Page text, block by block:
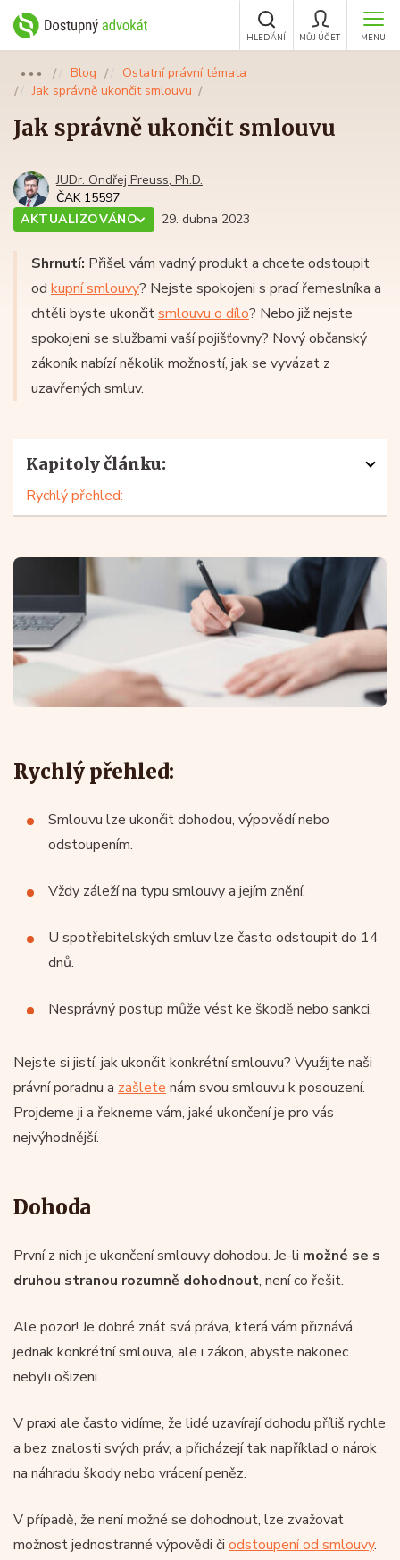
MENU
MŮJ ÚČET
HLEDÁNÍ
●●● Blog
Ostatní právní témata
Jak správně ukončit smlouvu
Jak správně ukončit smlouvu
JUDr. Ondřej Preuss, Ph.D.
ČAK 15597
AKTUALIZOVÁNO
29. dubna 2023
Shrnutí: Přišel vám vadný produkt a chcete odstoupit
od kupní smlouvy? Nejste spokojeni s prací řemeslníka a
chtěli byste ukončitsmlouvu o dílo? Nebo již nejste
spokojeni se službami vaší pojišťovny? Nový občanský
zákoník nabízí několik možností, jak se vyvázat z
uzavřených smluv.
Kapitoly článku:
Rychlý přehled:
Rychlý přehled:
Smlouvu lze ukončit dohodou, výpovědí nebo
odstoupením.
Vždy záleží na typu smlouvy a jejím znění.
U spotřebitelských smluv lze často odstoupit do 14
dnů.
Nesprávný postup může vést ke škodě nebo sankci.
Nejste si jistí, jak ukončit konkrétní smlouvu? Využijte naši
právní poradnu a zašlete nám svou smlouvu k posouzení.
Projdeme ji a řekneme vám, jaké ukončení je pro vás
nejvýhodnější.
Dohoda
První z nich je ukončení smlouvy dohodou. Je-li možné se s
druhou stranou rozumně dohodnout, není co řešit.
Ale pozor! Je dobré znát svá práva, která vám přiznává
jednak konkrétní smlouva, ale i zákon, abyste nakonec
nebyli ošizeni.
V praxi ale často vidíme, že lidé uzavírají dohodu příliš rychle
a bez znalosti svých práv, a přicházejí tak například o nárok
na náhradu škody nebo vrácení peněz.
V případě, že není možné se dohodnout, lze zvažovat
možnost jednostranné výpovědi či odstoupení od smlouvy.